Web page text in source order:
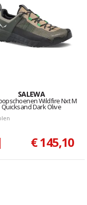
SALEWA
Wildfire Nxt M
Quicksand Dark Olive
€ 145,10